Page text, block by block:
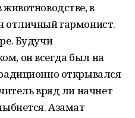
животноводстве, в
отличный гармонист.
Будучи
он всегда был на
открывался
вряд ли начнет
Азамат